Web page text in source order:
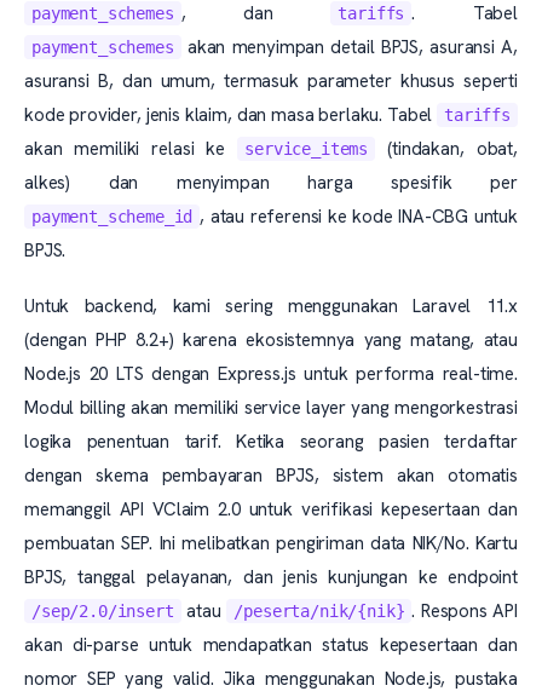
payment_schemes , dan tariffs . Tabel
payment_schemes
akan menyimpan detail BPJS, asuransi A,
asuransi B, dan umum, termasuk parameter khusus seperti
kode provider, jenis klaim, dan masa berlaku. Tabel
tariffs
akan memiliki relasi ke service_items
(tindakan, obat,
alkes) dan menyimpan harga spesifik per
payment_scheme_id , atau referensi ke kode INA-CBG untuk
BPJS.
Untuk backend, kami sering menggunakan Laravel 11.x
(dengan PHP 8.2+) karena ekosistemnya yang matang, atau
Node.js 20 LTS dengan Express.js untuk performa real-time.
Modul billing akan memiliki service layer yang mengorkestrasi
logika penentuan tarif. Ketika seorang pasien terdaftar
dengan skema pembayaran BPJS, sistem akan otomatis
memanggil API VClaim 2.0 untuk verifikasi kepesertaan dan
pembuatan SEP. Ini melibatkan pengiriman data NIK/No. Kartu
BPJS, tanggal pelayanan, dan jenis kunjungan ke endpoint
/sep/2.0/insert atau /peserta/nik/{nik} . Respons API
akan di-parse untuk mendapatkan status kepesertaan dan
nomor SEP yang valid. Jika menggunakan Node.js, pustaka